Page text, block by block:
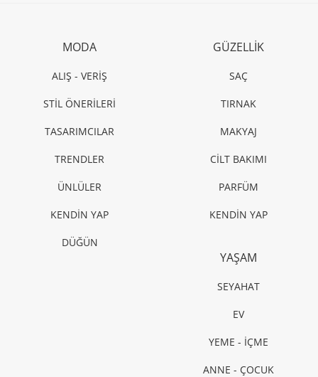
MODA
ALIŞ - VERİŞ
STİL ÖNERİLERİ
TASARIMCILAR
TRENDLER
ÜNLÜLER
KENDİN YAP
DÜĞÜN
GÜZELLİK
SAÇ
TIRNAK
MAKYAJ
CİLT BAKIMI
PARFÜM
KENDİN YAP
YAŞAM
SEYAHAT
EV
YEME - İÇME
ANNE - ÇOCUK